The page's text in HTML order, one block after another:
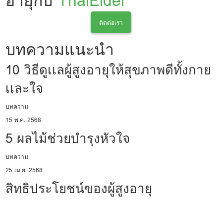
ติดต่อเรา
บทความแนะนำ
10 วิธีดูเเลผู้สูงอายุให้สุขภาพดีทั้งกาย
เเละใจ
บทความ
15 พ.ค. 2568
5 ผลไม้ช่วยบำรุงหัวใจ
บทความ
25 เม.ย. 2568
สิทธิประโยชน์ของผู้สูงอายุ